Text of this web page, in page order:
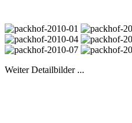
Weiter Detailbilder ...